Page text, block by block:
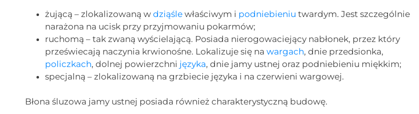
żującą – zlokalizowaną wdziąśle właściwym i podniebieniu twardym. Jest szczególnie
narażona na ucisk przy przyjmowaniu pokarmów;
ruchomą – tak zwaną wyścielającą. Posiada nierogowaciejący nabłonek, przez który
przeświecają naczynia krwionośne. Lokalizuje się nawargach, dnie przedsionka,
policzkach, dolnej powierzchni języka, dnie jamy ustnej oraz podniebieniu miękkim;
specjalną – zlokalizowaną na grzbiecie języka i na czerwieni wargowej.
Błona śluzowa jamy ustnej posiada również charakterystyczną budowę.